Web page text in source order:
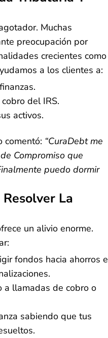
Muchas
preocupación por
crecientes como
a los clientes a:
del IRS.
activos.
comentó: “CuraDebt me
Compromiso que
puedo dormir
La
un alivio enorme.
fondos hacia ahorros e
a llamadas de cobro o
sabiendo que tus